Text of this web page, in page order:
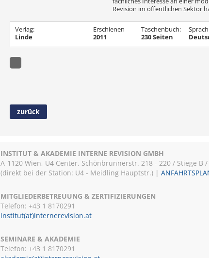
Revision im öffentlichen Sektor
Verlag:
Linde
Erschienen
2011
Taschenbuch:
230 Seiten
zurück
INSTITUT & AKADEMIE INTERNE REVISION GMBH
A-1120 Wien, U4 Center, Schönbrunnerstr. 218 - 220 / Stiege B /
(direkt bei der Station: U4 - Meidling Hauptstr.) |
MITGLIEDERBETREUUNG & ZERTIFIZIERUNGEN
Telefon: +43 1 8170291
institut(at)internerevision.at
SEMINARE & AKADEMIE
Telefon: +43 1 8170291